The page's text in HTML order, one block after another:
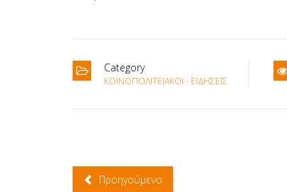
Category
ΚΟΙΝΟΠΟΛΙΤΕΙΑΚΟΊ - ΕΙΔΉΣΕΙΣ
Προηγούμενο